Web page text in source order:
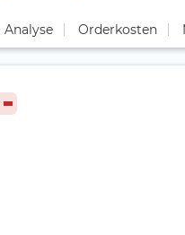
Analyse Orderkosten